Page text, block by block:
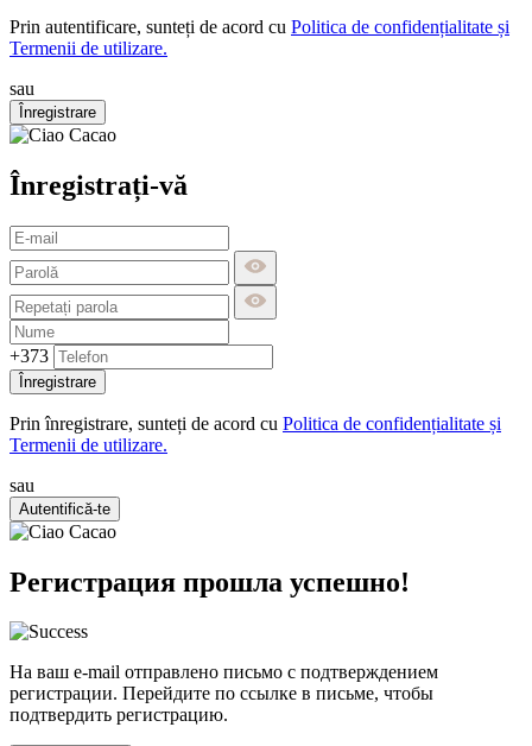
Prin autentificare, sunteți de acord cu Politica de confidențialitate și
Termenii de utilizare.
sau
Înregistrare
Înregistrați-vă
+373
Înregistrare
Prin înregistrare, sunteți de acord cu Politica de confidențialitate și
Termenii de utilizare.
sau
Autentifică-te
Регистрация прошла успешно!
На ваш e-mail отправлено письмо с подтверждением
регистрации. Перейдите по ссылке в письме, чтобы
подтвердить регистрацию.